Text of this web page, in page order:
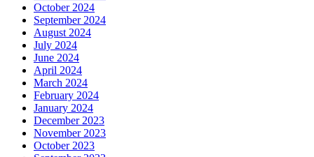
October 2024
September 2024
August 2024
July 2024
June 2024
April 2024
March 2024
February 2024
January 2024
December 2023
November 2023
October 2023